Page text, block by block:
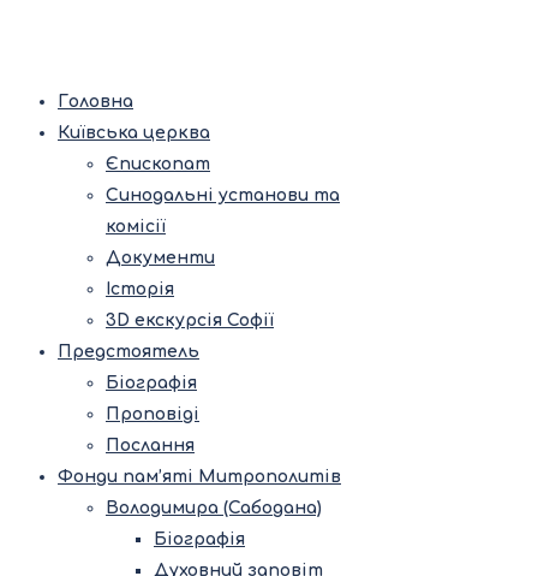
Головна
Київська церква
Єпископат
Синодальні установи та
комісії
Документи
Історія
3D екскурсія Софії
Предстоятель
Біографія
Проповіді
Послання
Фонди пам’яті Митрополитів
Володимира (Сабодана)
Біографія
Духовний заповіт